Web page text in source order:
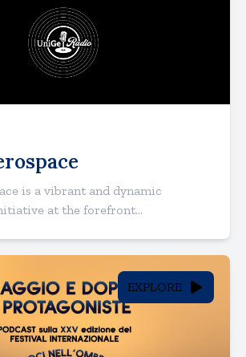
is a vibrant and dynamic
at the forefront...
EXPLORE